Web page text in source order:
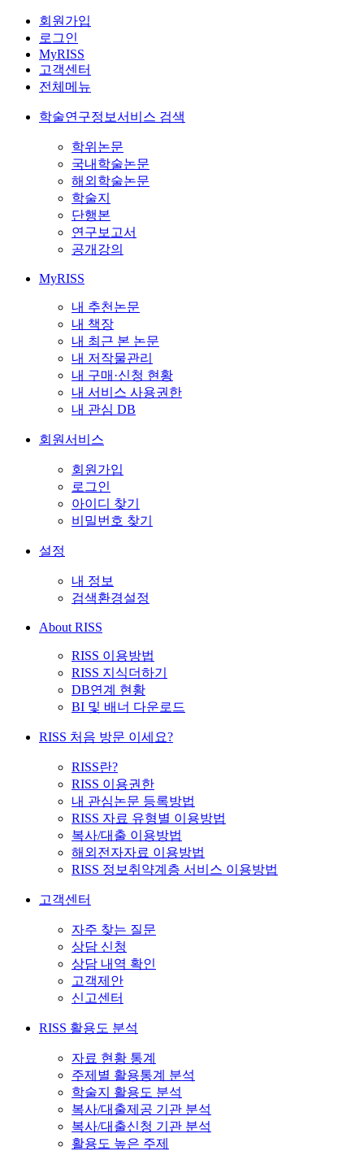
회원가입
로그인
MyRISS
고객센터
전체메뉴
학술연구정보서비스 검색
학위논문
국내학술논문
해외학술논문
학술지
단행본
연구보고서
공개강의
MyRISS
내 추천논문
내 책장
내 최근 본 논문
내 저작물관리
내 구매·신청 현황
내 서비스 사용권한
내 관심 DB
회원서비스
회원가입
로그인
아이디 찾기
비밀번호 찾기
설정
내 정보
검색환경설정
About RISS
RISS 이용방법
RISS 지식더하기
DB연계 현황
BI 및 배너 다운로드
RISS 처음 방문 이세요?
RISS란?
RISS 이용권한
내 관심논문 등록방법
RISS 자료 유형별 이용방법
복사/대출 이용방법
해외전자자료 이용방법
RISS 정보취약계층 서비스 이용방법
고객센터
자주 찾는 질문
상담 신청
상담 내역 확인
고객제안
신고센터
RISS 활용도 분석
자료 현황 통계
주제별 활용통계 분석
학술지 활용도 분석
복사/대출제공 기관 분석
복사/대출신청 기관 분석
활용도 높은 주제